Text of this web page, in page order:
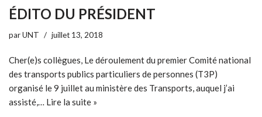
ÉDITO DU PRÉSIDENT
parUNT juillet 13, 2018
Cher(e)s collègues, Le déroulement du premier Comité national
des transports publics particuliers de personnes (T3P)
organisé le 9 juillet au ministère des Transports, auquel j’ai
assisté,… Lire la suite »